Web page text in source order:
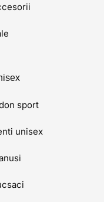
sport
unisex